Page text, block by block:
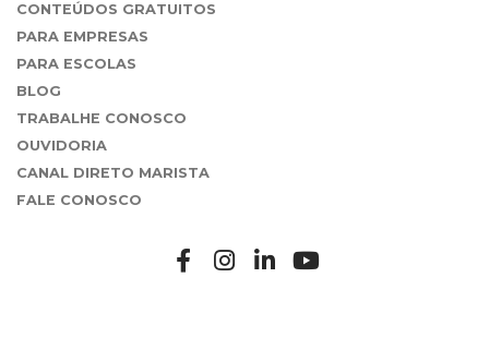
CONTEÚDOS GRATUITOS
PARA EMPRESAS
PARA ESCOLAS
BLOG
TRABALHE CONOSCO
OUVIDORIA
CANAL DIRETO MARISTA
FALE CONOSCO